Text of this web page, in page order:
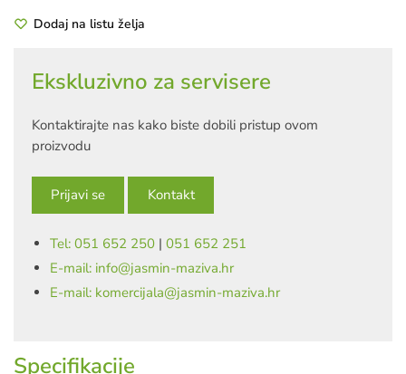
Dodaj na listu želja
Ekskluzivno za servisere
Kontaktirajte nas kako biste dobili pristup ovom
proizvodu
Prijavi se Kontakt
Tel: 051 652 250 | 051 652 251
E-mail: info@jasmin-maziva.hr
E-mail: komercijala@jasmin-maziva.hr
Specifikacije